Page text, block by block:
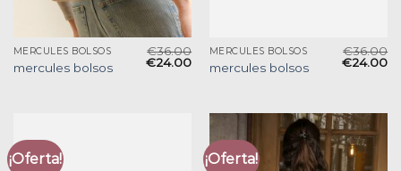
MERCULES BOLSOS
mercules bolsos
€36.00
€24.00
MERCULES BOLSOS
mercules bolsos
€36.00
€24.00
¡Oferta! ¡Oferta!